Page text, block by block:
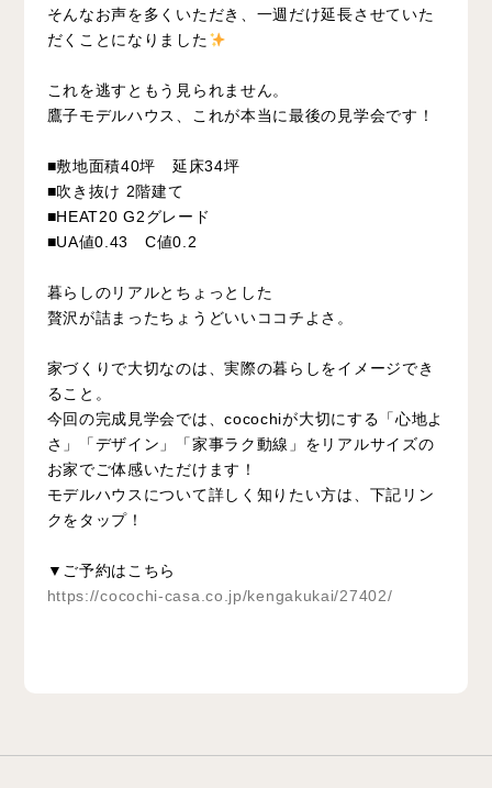
そんなお声を多くいただき、一週だけ延長させていた
だくことになりました
これを逃すともう見られません。
鷹子モデルハウス、これが本当に最後の見学会です！
■敷地面積40坪 延床34坪
■吹き抜け 2階建て
■HEAT20 G2グレード
■UA値0.43 C値0.2
暮らしのリアルとちょっとした
贅沢が詰まったちょうどいいココチよさ。
家づくりで大切なのは、実際の暮らしをイメージでき
ること。
今回の完成見学会では、cocochiが大切にする「心地よ
さ」「デザイン」「家事ラク動線」をリアルサイズの
お家でご体感いただけます！
モデルハウスについて詳しく知りたい方は、下記リン
クをタップ！
▼ご予約はこちら
https://cocochi-casa.co.jp/kengakukai/27402/